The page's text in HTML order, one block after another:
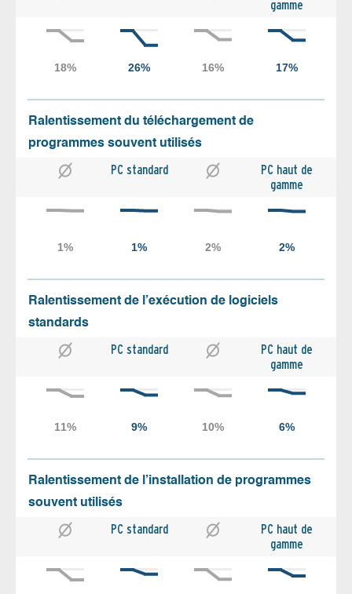
gamme
Ralentissement du téléchargement de
programmes souvent utilisés
PC standard
PC haut de
gamme
Ralentissement de l’exécution de logiciels
standards
PC standard
PC haut de
gamme
Ralentissement de l’installation de programmes
souvent utilisés
PC standard
PC haut de
gamme